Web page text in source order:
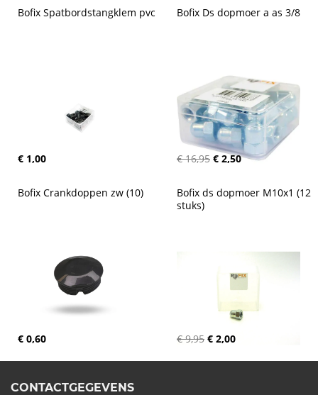
Bofix Spatbordstangklem pvc
€ 1,00
Bofix Ds dopmoer a as 3/8
€ 16,95 € 2,50
Bofix Crankdoppen zw (10)
€ 0,60
Bofix ds dopmoer M10x1 (12
stuks)
€ 9,95 € 2,00
CONTACTGEGEVENS